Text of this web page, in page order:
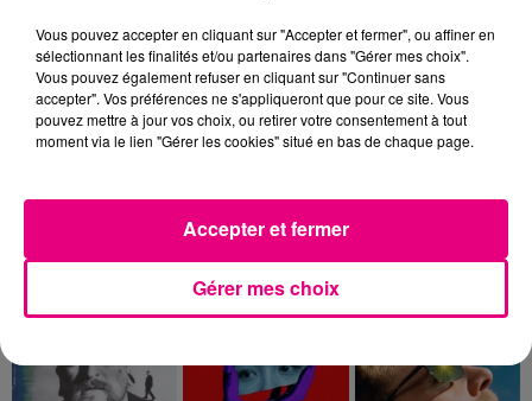
LE TOP
1 2 3
Vous pouvez accepter en cliquant sur "Accepter et fermer", ou affiner en
sélectionnant les finalités et/ou partenaires dans "Gérer mes choix".
Vous pouvez également refuser en cliquant sur "Continuer sans
accepter". Vos préférences ne s'appliqueront que pour ce site. Vous
pouvez mettre à jour vos choix, ou retirer votre consentement à tout
moment via le lien "Gérer les cookies" situé en bas de chaque page.
Gérer mes choix
Accepter et fermer